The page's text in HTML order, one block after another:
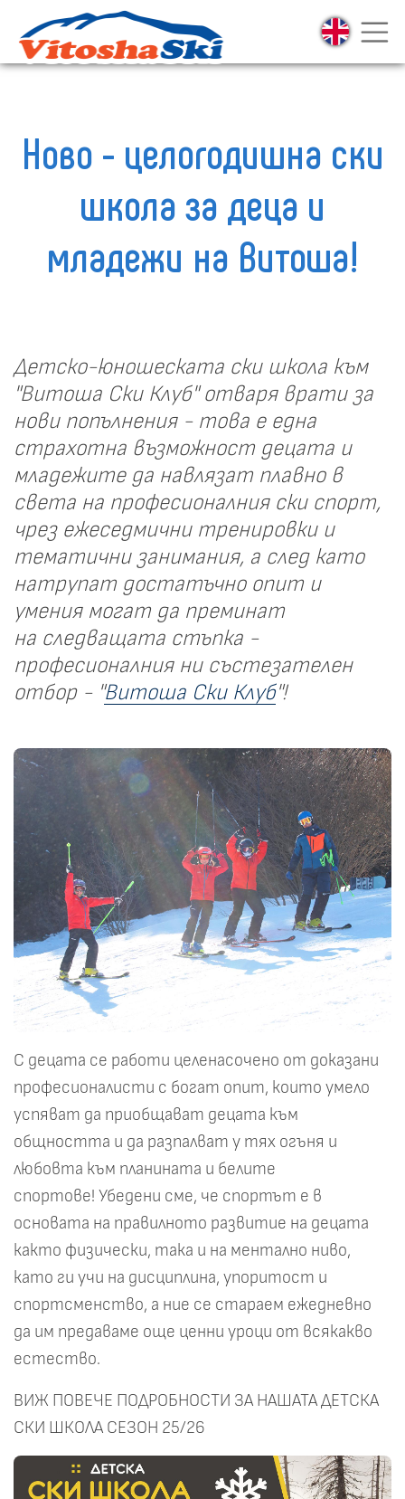
Ново - целогодишна ски
школа за деца и
младежи на Витоша!
Детско-юношеската ски школа към
"Витоша Ски Клуб" отваря врати за
нови попълнения - това е една
страхотна възможност децата и
младежите да навлязат плавно в
света на професионалния ски спорт,
чрез ежеседмични тренировки и
тематични занимания, а след като
натрупат достатъчно опит и
умения могат да преминат
на следващата стъпка -
професионалния ни състезателен
отбор - "Витоша Ски Клуб"!
С децата се работи целенасочено от доказани
професионалисти с богат опит, които умело
успяват да приобщават децата към
общността и да разпалват у тях огъня и
любовта към планината и белите
спортове! Убедени сме, че спортът е в
основата на правилното развитие на децата
както физически, така и на ментално ниво,
като ги учи на дисциплина, упоритост и
спортсменство, а ние се стараем ежедневно
да им предаваме още ценни уроци от всякакво
естество.
ВИЖ ПОВЕЧЕ ПОДРОБНОСТИ ЗА НАШАТА ДЕТСКА
СКИ ШКОЛА СЕЗОН 25/26